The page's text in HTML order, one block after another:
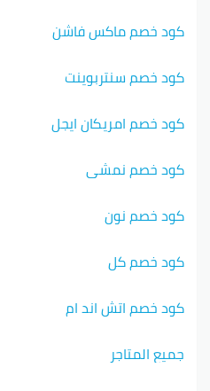
كود خصم ماكس فاشن
كود خصم سنتربوينت
كود خصم امريكان ايجل
كود خصم نمشي
كود خصم نون
كود خصم كل
كود خصم اتش اند ام
جميع المتاجر